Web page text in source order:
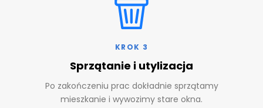
KROK 3
Sprzątanie i utylizacja
Po zakończeniu prac dokładnie sprzątamy
mieszkanie i wywozimy stare okna.